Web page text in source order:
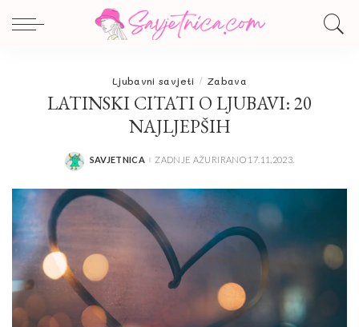
Ljubavni savjeti Zabava
LATINSKI CITATI O LJUBAVI: 20
NAJLJEPŠIH
POSTED
SAVJETNICA ZADNJE AŽURIRANO 17.11.2023.